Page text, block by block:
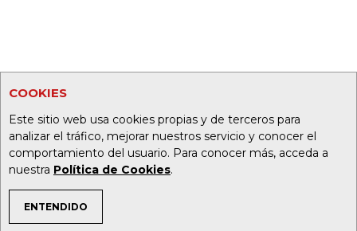
COOKIES
Este sitio web usa cookies propias y de terceros para
analizar el tráfico, mejorar nuestros servicio y conocer el
comportamiento del usuario. Para conocer más, acceda a
nuestra Política de Cookies.
ENTENDIDO
TEMAS DE INTERÉS